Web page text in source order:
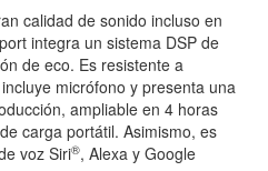
calidad de sonido incluso en
integra un sistema DSP de
de eco. Es resistente a
micrófono y presenta una
ampliable en 4 horas
carga portátil. Asimismo, es
voz Siri®, Alexa y Google